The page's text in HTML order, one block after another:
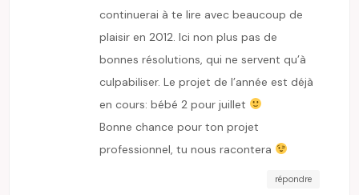
continuerai à te lire avec beaucoup de
plaisir en 2012. Ici non plus pas de
bonnes résolutions, qui ne servent qu’à
culpabiliser. Le projet de l’année est déjà
en cours: bébé 2 pour juillet
Bonne chance pour ton projet
professionnel, tu nous racontera
répondre